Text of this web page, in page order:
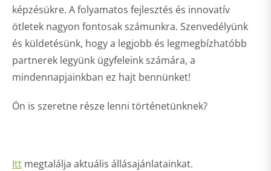
képzésükre. A folyamatos fejlesztés és innovatív
ötletek nagyon fontosak számunkra. Szenvedélyünk
és küldetésünk, hogy a legjobb és legmegbízhatóbb
partnerek legyünk ügyfeleink számára, a
mindennapjainkban ez hajt bennünket!
Ön is szeretne része lenni történetünknek?
Itt megtalálja aktuális állásajánlatainkat.